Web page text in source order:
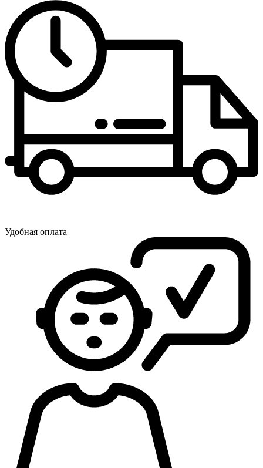
Удобная оплата